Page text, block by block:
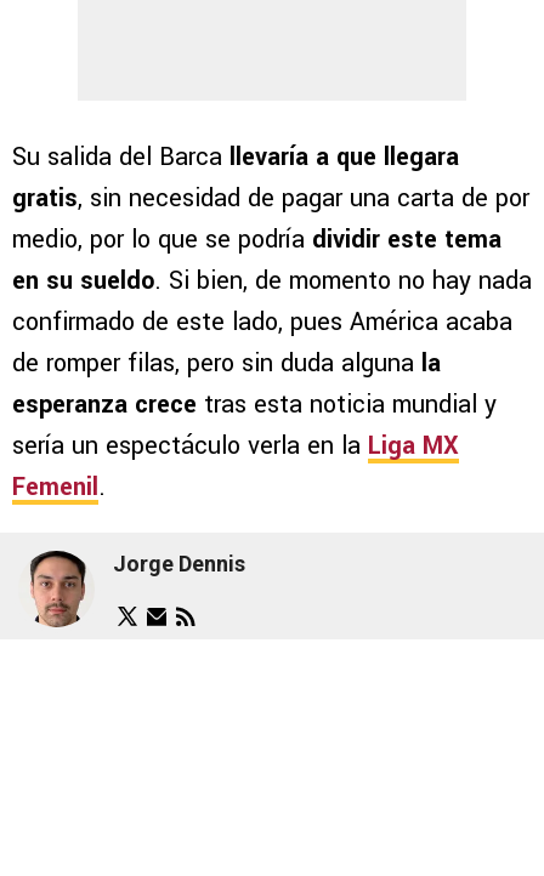
Su salida del Barca llevaría a que llegara
gratis, sin necesidad de pagar una carta de por
medio, por lo que se podría dividir este tema
en su sueldo. Si bien, de momento no hay nada
confirmado de este lado, pues América acaba
de romper filas, pero sin duda alguna la
esperanza crece tras esta noticia mundial y
sería un espectáculo verla en la Liga MX
Femenil.
Jorge Dennis